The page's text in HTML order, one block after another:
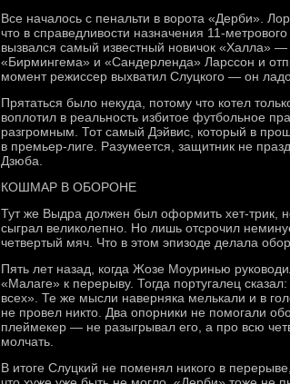
Все началось с пенальти в ворота «Дерби».
что в справедливости назначения 11-
вызвался самый известный новичок «Халла» —
«Бирмингема» и «Сандерленда» Ларссон и
момент режиссер выхватил Слуцкого — он
Прятаться было некуда, потому что котел
воплотил в реальность избитое футбольное
разгромным. Тот самый Дэйвис, который в
в премьер-лиге. Разумеется, защитник не
Дзюба.
КОШМАР В ОБОРОНЕ
Тут же Выдра должен был оформить хет-трик,
сыграл великолепно. Но лишь отсрочил
четвертый мяч. Что в этом эпизоде делала
Пять лет назад, когда Жозе Моуринью
«Малаге» к перерыву. Тогда португалец
всех». Те же мысли наверняка мелькали и в
не провел никто. Два опорники не помогали
плеймекер — не разыгрывал его, а про всю
молчать.
В итоге Слуцкий не поменял никого в